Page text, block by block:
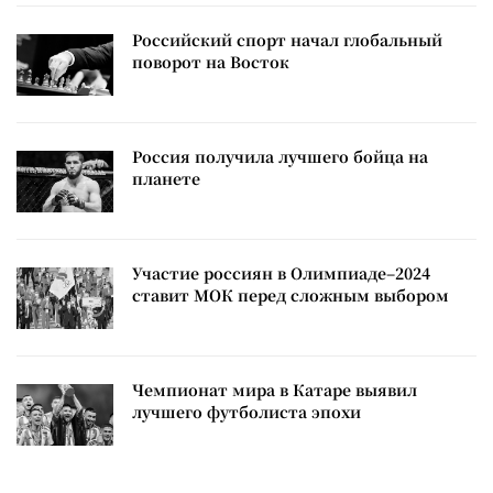
Российский спорт начал глобальный
поворот на Восток
Россия получила лучшего бойца на
планете
Участие россиян в Олимпиаде–2024
ставит МОК перед сложным выбором
Чемпионат мира в Катаре выявил
лучшего футболиста эпохи